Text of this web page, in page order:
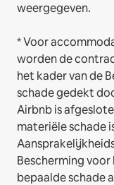
weergegeven.
* Voor
worden de
het kader van de
schade gedekt
Airbnb is
materiële schade
Bescherming
bepaalde schade